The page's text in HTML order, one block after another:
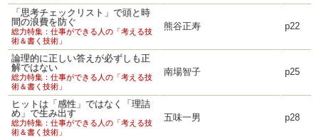
「思考チェックリスト」で頭と時
間の浪費を防ぐ
総力特集：仕事ができる人の「考える技
術＆書く技術」
熊谷正寿 p22
論理的に正しい答えが必ずしも正
解ではない
総力特集：仕事ができる人の「考える技
術＆書く技術」
南場智子 p25
ヒットは「感性」ではなく「理詰
め」で生み出す
総力特集：仕事ができる人の「考える技
術＆書く技術」
五味一男 p28